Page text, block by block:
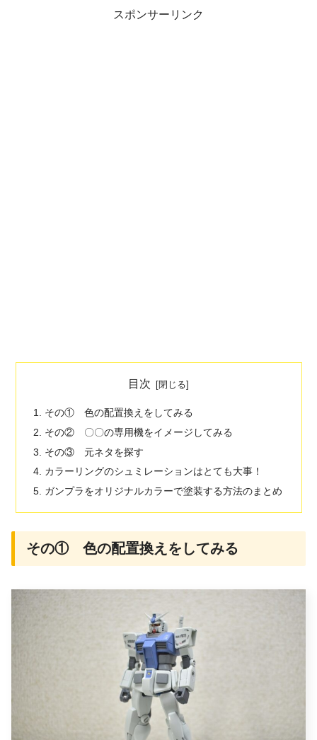
スポンサーリンク
目次
その① 色の配置換えをしてみる
その② 〇〇の専用機をイメージしてみる
その③ 元ネタを探す
カラーリングのシュミレーションはとても大事！
ガンプラをオリジナルカラーで塗装する方法のまとめ
その① 色の配置換えをしてみる